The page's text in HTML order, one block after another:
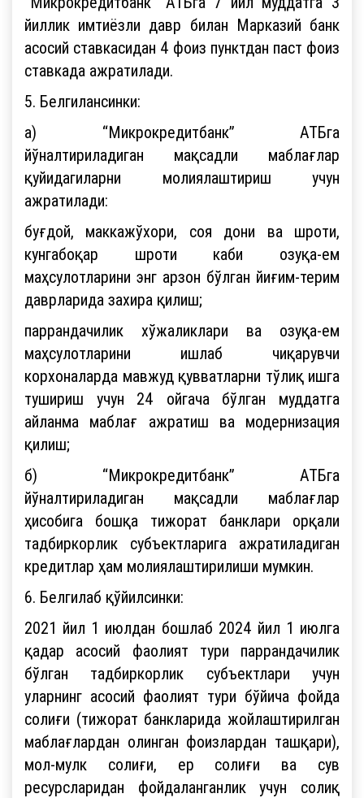
йиллик имтиёзли давр билан Марказий банк
асосий ставкасидан 4 фоиз пунктдан паст фоиз
ставкада ажратилади.
5. Белгилансинки:
а) “Микрокредитбанк” АТБга
йўналтириладиган мақсадли маблағлар
қуйидагиларни молиялаштириш учун
ажратилади:
буғдой, маккажўхори, соя дони ва шроти,
кунгабоқар шроти каби озуқа-ем
маҳсулотларини энг арзон бўлган йиғим-терим
даврларида захира қилиш;
паррандачилик хўжаликлари ва озуқа-ем
маҳсулотларини ишлаб чиқарувчи
корхоналарда мавжуд қувватларни тўлиқ ишга
тушириш учун 24 ойгача бўлган муддатга
айланма маблағ ажратиш ва модернизация
қилиш;
б) “Микрокредитбанк” АТБга
йўналтириладиган мақсадли маблағлар
ҳисобига бошқа тижорат банклари орқали
тадбиркорлик субъектларига ажратиладиган
кредитлар ҳам молиялаштирилиши мумкин.
6. Белгилаб қўйилсинки:
2021 йил 1 июлдан бошлаб 2024 йил 1 июлга
қадар асосий фаолият тури паррандачилик
бўлган тадбиркорлик субъектлари учун
уларнинг асосий фаолият тури бўйича фойда
солиғи (тижорат банкларида жойлаштирилган
маблағлардан олинган фоизлардан ташқари),
мол-мулк солиғи, ер солиғи ва сув
ресурсларидан фойдаланганлик учун солиқ